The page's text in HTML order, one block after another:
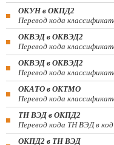
ОКУН в ОКПД2
Перевод кода
ОКВЭД в ОКВЭД2
Перевод кода
ОКВЭД в ОКВЭД2
Перевод кода
ОКАТО в ОКТМО
Перевод кода
ТН ВЭД в ОКПД2
Перевод кода ТН ВЭД в
ОКПД2 в ТН ВЭД